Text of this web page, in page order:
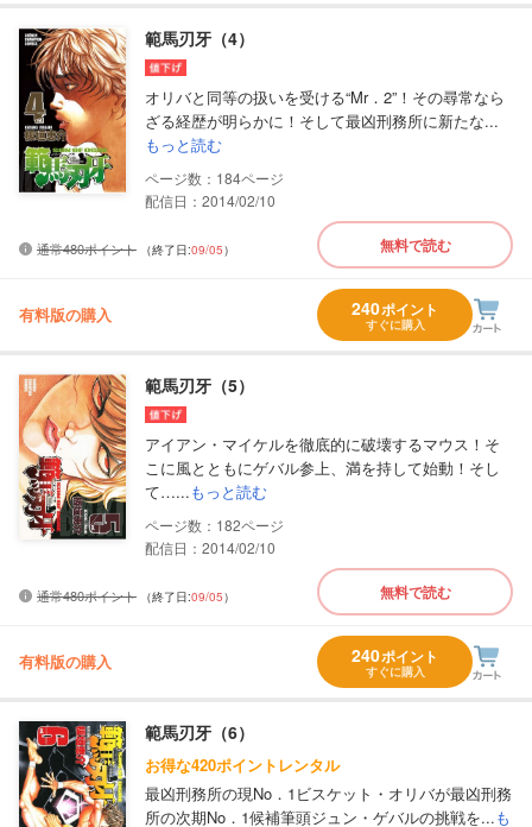
範馬刃牙（4）
オリバと同等の扱いを受ける“Mr．2”！その尋常なら
ざる経歴が明らかに！そして最凶刑務所に新たな...
もっと読む
184
配信日：2014/02/10
通常480ポイント （終了日:09/05） 無料で読む
有料版の購入 240ポイント
すぐに購入
範馬刃牙（5）
アイアン・マイケルを徹底的に破壊するマウス！そ
こに風とともにゲバル参上、満を持して始動！そし
て…...もっと読む
182
配信日：2014/02/10
通常480ポイント （終了日:09/05） 無料で読む
有料版の購入 240ポイント
すぐに購入
範馬刃牙（6）
お得な420ポイントレンタル
最凶刑務所の現No．1ビスケット・オリバが最凶刑務
所の次期No．1候補筆頭ジュン・ゲバルの挑戦を...も